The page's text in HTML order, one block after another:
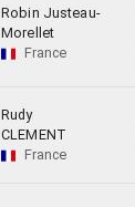
Robin Justeau-
Morellet
France
Rudy
CLEMENT
France